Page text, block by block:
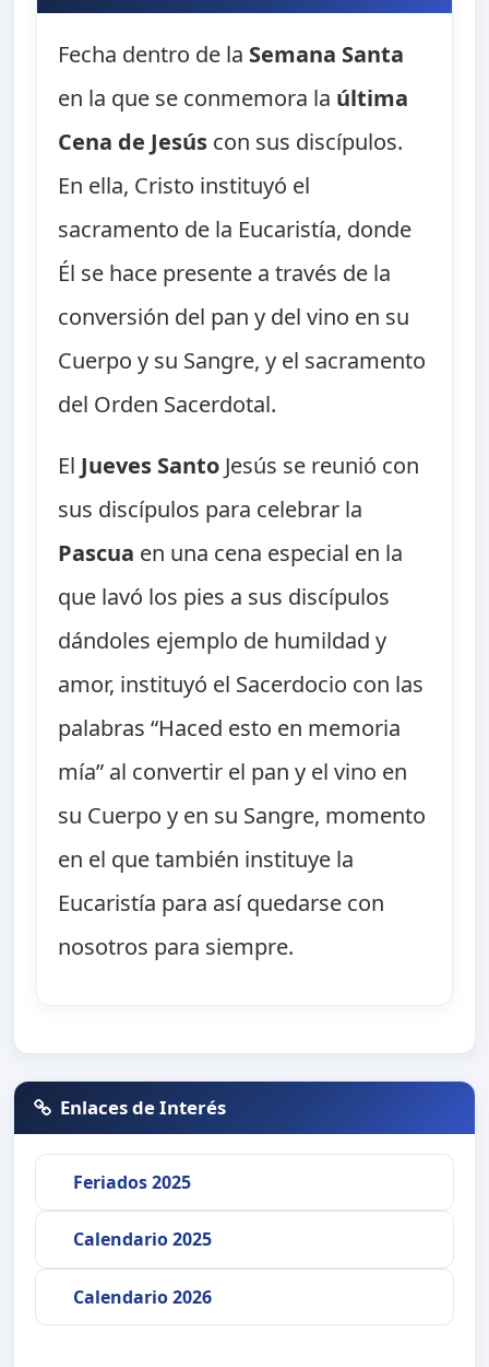
Fecha dentro de la Semana Santa
en la que se conmemora la última
Cena de Jesús con sus discípulos.
En ella, Cristo instituyó el
sacramento de la Eucaristía, donde
Él se hace presente a través de la
conversión del pan y del vino en su
Cuerpo y su Sangre, y el sacramento
del Orden Sacerdotal.
El Jueves Santo Jesús se reunió con
sus discípulos para celebrar la
Pascua en una cena especial en la
que lavó los pies a sus discípulos
dándoles ejemplo de humildad y
amor, instituyó el Sacerdocio con las
palabras “Haced esto en memoria
mía” al convertir el pan y el vino en
su Cuerpo y en su Sangre, momento
en el que también instituye la
Eucaristía para así quedarse con
nosotros para siempre.
Enlaces de Interés
Feriados 2025
Calendario 2025
Calendario 2026